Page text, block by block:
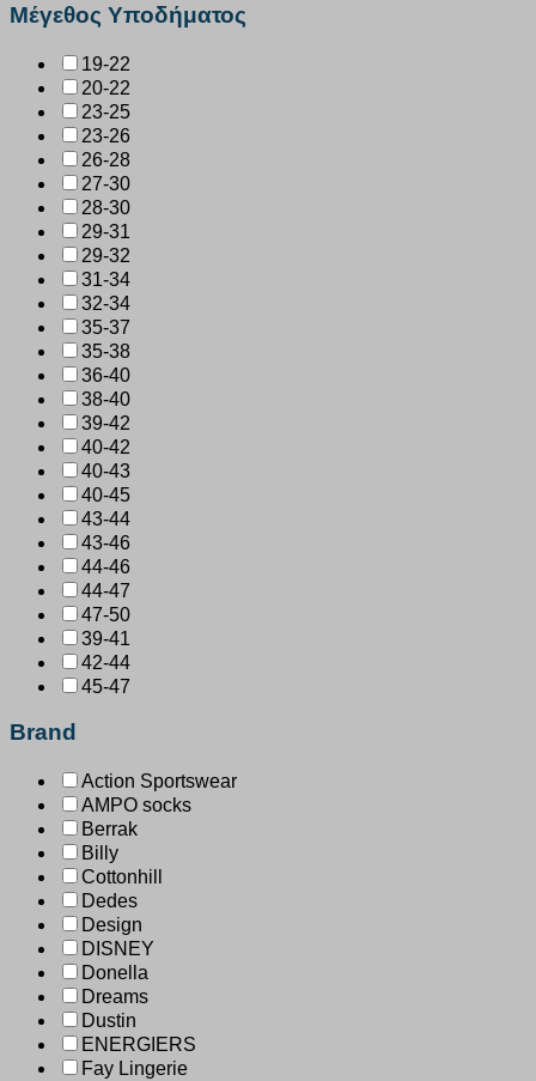
Μέγεθος Υποδήματος
19-22
20-22
23-25
23-26
26-28
27-30
28-30
29-31
29-32
31-34
32-34
35-37
35-38
36-40
38-40
39-42
40-42
40-43
40-45
43-44
43-46
44-46
44-47
47-50
39-41
42-44
45-47
Brand
Action Sportswear
AMPO socks
Berrak
Billy
Cottonhill
Dedes
Design
DISNEY
Donella
Dreams
Dustin
ENERGIERS
Fay Lingerie